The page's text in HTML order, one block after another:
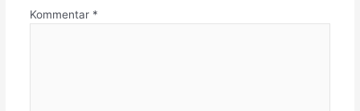
Kommentar *